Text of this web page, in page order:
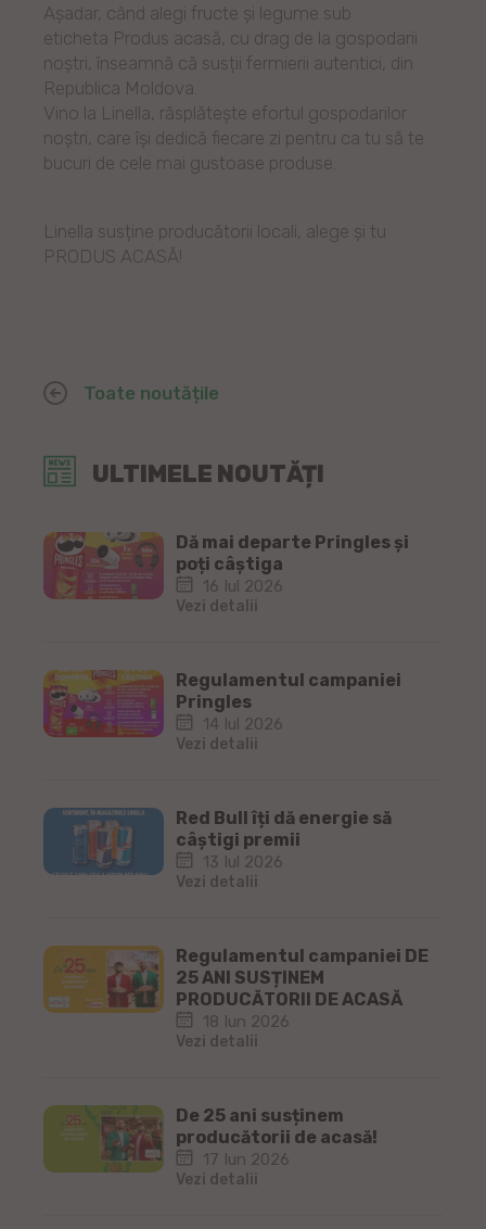
ULTIMELE NOUTĂȚI
Dă mai departe Pringles și
poți câștiga
16 Iul 2026
Vezi detalii
Regulamentul campaniei
Pringles
14 Iul 2026
Vezi detalii
Red Bull îți dă energie să
câștigi premii
13 Iul 2026
Vezi detalii
Regulamentul campaniei DE
25 ANI SUSȚINEM
PRODUCĂTORII DE ACASĂ
18 Iun 2026
Vezi detalii
De 25 ani susținem
producătorii de acasă!
17 Iun 2026
Vezi detalii
Așadar, când alegi fructe și legume sub
eticheta Produs acasă, cu drag de la gospodarii
noștri, înseamnă că susții fermierii autentici, din
Republica Moldova.
Vino la Linella, răsplătește efortul gospodarilor
noștri, care își dedică fiecare zi pentru ca tu să te
bucuri de cele mai gustoase produse.
Linella susține producătorii locali, alege și tu
PRODUS ACASĂ!
Toate noutățile